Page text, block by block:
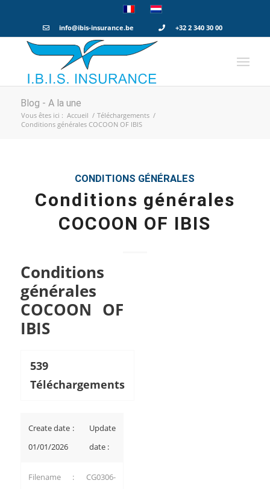
info@ibis-insurance.be +32 2 340 30 00
Blog - A la une
Vous êtes ici : Accueil / Téléchargements /
Conditions générales COCOON OF IBIS
CONDITIONS GÉNÉRALES
Conditions générales
COCOON OF IBIS
Conditions
générales
COCOON OF
IBIS
539
Téléchargements
Create date :
01/01/2026
Update
date :
Filename : CG0306-